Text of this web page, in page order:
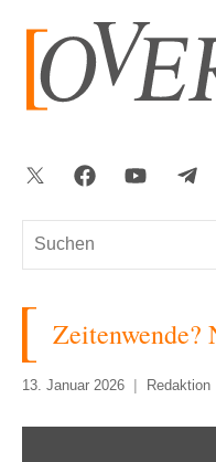
springen
Suchen
Twitter FacebookYouTube
Zeitenwende?
13. Januar 2026 Redaktion